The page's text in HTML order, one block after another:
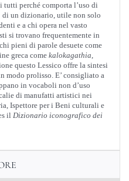
tutti perché comporta l’uso di
un dizionario, utile non solo
e a chi opera nel vasto
si trovano frequentemente in
pieni di parole desuete come
greca come kalokagathia,
questo Lessico offre la sintesi
modo prolisso. E’ consigliato a
in vocaboli non d’uso
di manufatti artistici nei
Ispettore per i Beni culturali e
il Dizionario iconografico dei